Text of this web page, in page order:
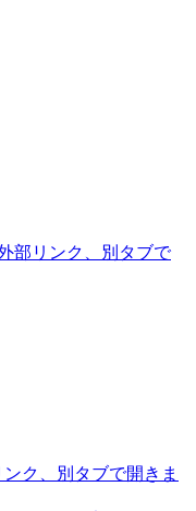
外部リンク、別タブで
ンク、別タブで開きま